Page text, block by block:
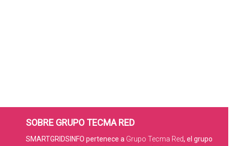
SOBRE GRUPO TECMA RED
SMARTGRIDSINFO pertenece a Grupo Tecma Red, el grupo